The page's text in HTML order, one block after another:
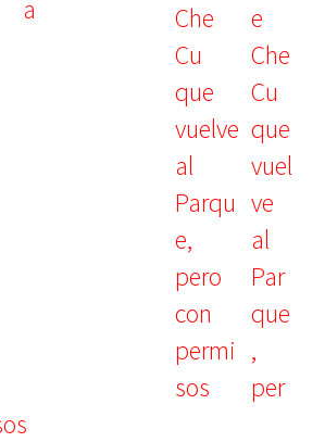
e
Che
Cu
que
vuel
ve
al
Par
que
,
per